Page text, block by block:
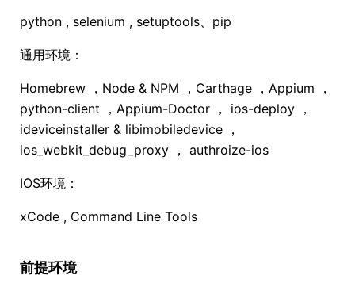
python , selenium , setuptools、pip
通用环境：
Homebrew ，Node & NPM ，Carthage ，Appium ，
python-client ，Appium-Doctor ， ios-deploy ，
ideviceinstaller & libimobiledevice ，
ios_webkit_debug_proxy ， authroize-ios
IOS环境：
xCode , Command Line Tools
前提环境